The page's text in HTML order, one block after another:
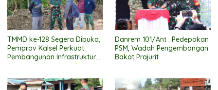
TMMD ke-128 Segera Dibuka,
Pemprov Kalsel Perkuat
Pembangunan Infrastruktur
Danrem 101/Ant : Pedepokan
PSM, Wadah Pengembangan
Bakat Prajurit